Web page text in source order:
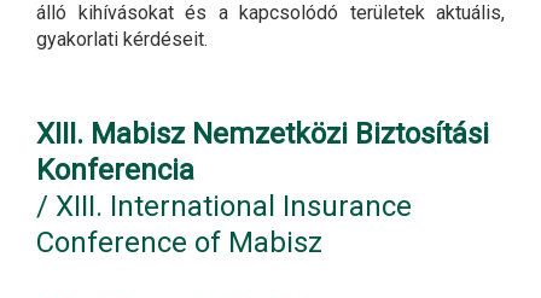
álló kihívásokat és a kapcsolódó területek aktuális,
gyakorlati kérdéseit.
XIII. Mabisz Nemzetközi Biztosítási
Konferencia
/ XIII. International Insurance
Conference of Mabisz